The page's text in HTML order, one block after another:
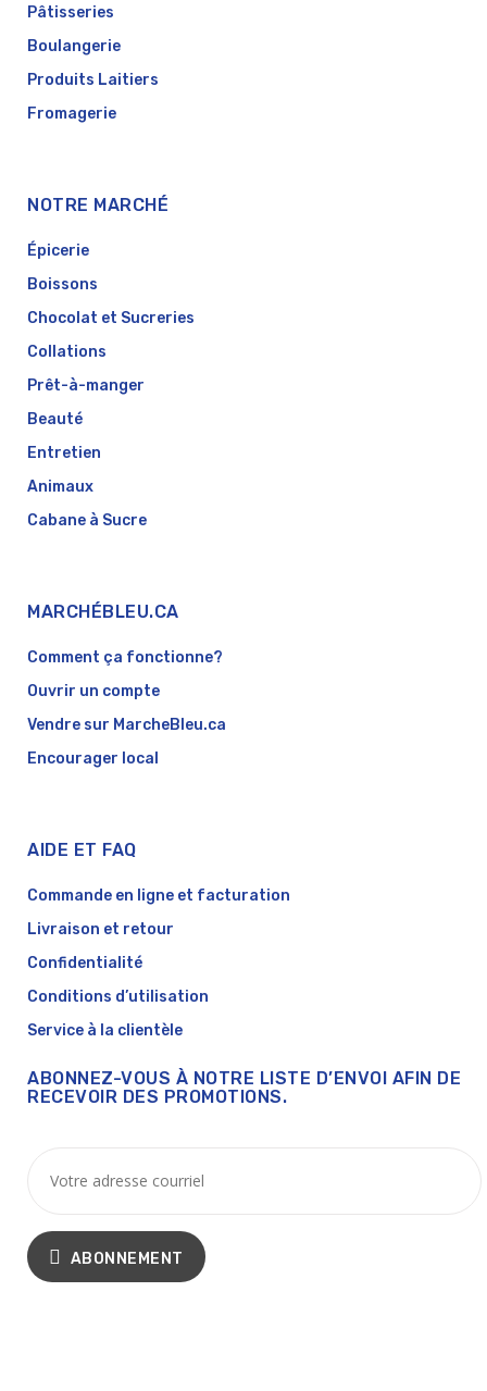
Pâtisseries
Boulangerie
Produits Laitiers
Fromagerie
NOTRE MARCHÉ
Épicerie
Boissons
Chocolat et Sucreries
Collations
Prêt-à-manger
Beauté
Entretien
Animaux
Cabane à Sucre
MARCHÉBLEU.CA
Comment ça fonctionne?
Ouvrir un compte
Vendre sur MarcheBleu.ca
Encourager local
AIDE ET FAQ
Commande en ligne et facturation
Livraison et retour
Confidentialité
Conditions d’utilisation
Service à la clientèle
ABONNEZ-VOUS À NOTRE LISTE D’ENVOI AFIN DE
RECEVOIR DES PROMOTIONS.
ABONNEMENT